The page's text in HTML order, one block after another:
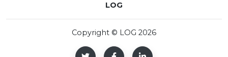
LOG
Copyright © LOG 2026